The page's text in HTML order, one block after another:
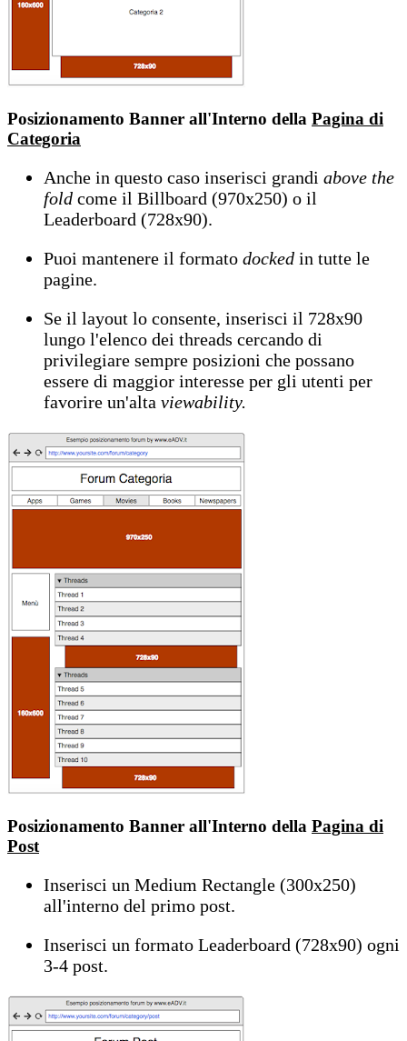
Posizionamento Banner all'Interno della Pagina di
Categoria
Anche in questo caso inserisci grandi above the
fold come il Billboard (970x250) o il
Leaderboard (728x90).
Puoi mantenere il formato docked in tutte le
pagine.
Se il layout lo consente, inserisci il 728x90
lungo l'elenco dei threads cercando di
privilegiare sempre posizioni che possano
essere di maggior interesse per gli utenti per
favorire un'alta viewability.
Posizionamento Banner all'Interno della Pagina di
Post
Inserisci un Medium Rectangle (300x250)
all'interno del primo post.
Inserisci un formato Leaderboard (728x90) ogni
3-4 post.